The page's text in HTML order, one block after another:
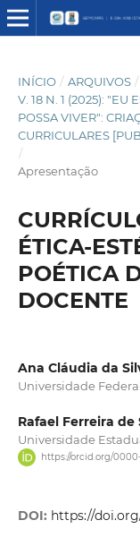
INÍCIO / ARQUIVOS /
V. 18 N. 1 (2025): "EU
POSSA VIVER":
CURRICULARES
/
Apresentação
ÉTICA-
POÉTICA
DOCENTE
Ana Cláudia da
Universidade
Rafael Ferreira
Universidade
https://orcid.org/
DOI: https://doi.org/